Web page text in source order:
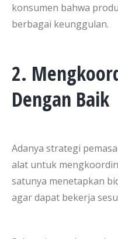
konsumen bahwa
berbagai keunggulan.
2.
Dengan Baik
Adanya strategi
alat untuk
satunya menetapkan
agar dapat bekerja